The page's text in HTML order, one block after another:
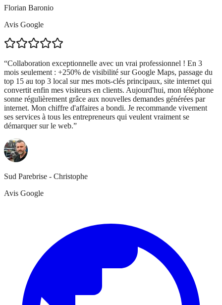
Florian Baronio
Avis Google
“Collaboration exceptionnelle avec un vrai professionnel ! En 3
mois seulement : +250% de visibilité sur Google Maps, passage du
top 15 au top 3 local sur mes mots-clés principaux, site internet qui
convertit enfin mes visiteurs en clients. Aujourd'hui, mon téléphone
sonne régulièrement grâce aux nouvelles demandes générées par
internet. Mon chiffre d'affaires a bondi. Je recommande vivement
ses services à tous les entrepreneurs qui veulent vraiment se
démarquer sur le web.”
Sud Parebrise - Christophe
Avis Google